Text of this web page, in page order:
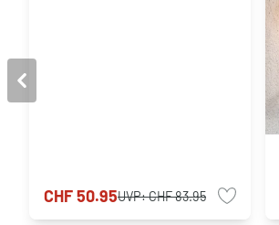
CHF 50.95UVP:CHF 83.95